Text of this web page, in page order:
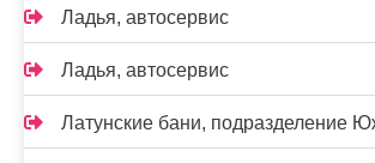
Ладья, автосервис
Ладья, автосервис
Латунские бани, подразделение